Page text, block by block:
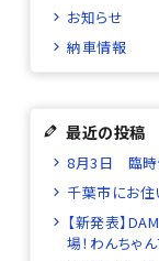
お知らせ
納車情報
最近の投稿
8月3日 臨時
千葉市にお住
【新発表】
場！わんちゃ